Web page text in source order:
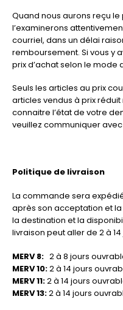
Quand nous aurons reçu
l’examinerons
courriel, dans un délai
remboursement. Si vous y
prix d’achat selon le mode
Seuls les articles au prix
articles vendus à prix
connaitre l’état de votre
veuillez communiquer
Politique de livraison
La commande sera
après son acceptation et
la destination et la
livraison peut aller de 2 à
MERV 8: 2 à 8 jours
MERV 10:2 à 14 jours
MERV 11:2 à 14 jours
MERV 13:2 à 14 jours